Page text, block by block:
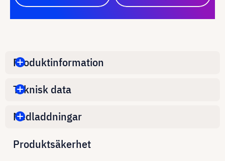
Produktinformation
Teknisk data
Nedladdningar
Produktsäkerhet